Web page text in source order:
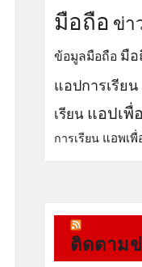
มือถือ ข่า
ข้อมูลมือถือ มือ
แอปการเรียน
เรียน แอปเพื่
การเรียน แอพเพื่
ติดตาม